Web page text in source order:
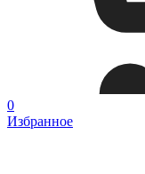
0
Избранное